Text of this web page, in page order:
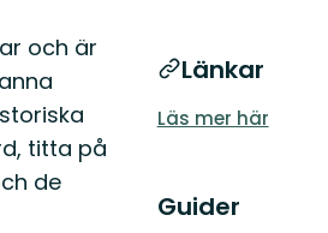
och är
titta på
de
Länkar
Läs mer här
Guider